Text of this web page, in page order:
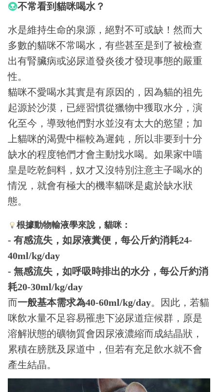
不常看到貓咪喝水？
水是維持生命的泉源，絕對不可或缺！然而大
多數的貓咪不常喝水，有些甚至是到了被檢查
出有腎臟病或泌尿道發炎後才發現事態的嚴重
性。
貓咪不愛喝水其實是有原因的，因為貓的祖先
起源於沙漠，已經習慣從獵物中獲取水分，演
化至今，導致牠們對水並沒有太大的慾望；加
上貓咪的渴覺中樞較為遲鈍，所以非要到十分
缺水的程度牠們才會主動找水喝。如果家中喵
皇是吃乾飼料，奴才又沒特別注意主子喝水的
情況，就會有極大的機率貓咪是處於缺水狀
態。
根據動物輸液學來說，貓咪：
- 有感流失，如尿液糞便，每公斤約消耗24-
40ml/kg/day
- 無感流失，如呼吸時排出的水分，每公斤約消
耗20-30ml/kg/day
而一般基本需求為40-60ml/kg/day。因此，若貓
咪飲水量不足容易罹患下泌尿道症候群，原是
溶解狀態的礦物質會因尿液濃縮而成結晶狀，
累積在膀胱及尿道中，但若有充足飲水就不會
產生結晶。